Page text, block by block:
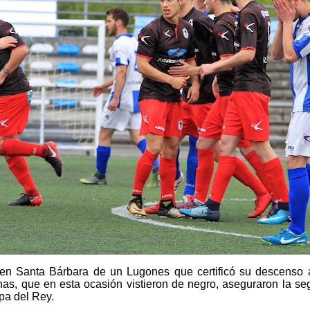
Santa Bárbara de un Lugones que certificó su descenso
que en esta ocasión vistieron de negro, aseguraron la
del Rey.